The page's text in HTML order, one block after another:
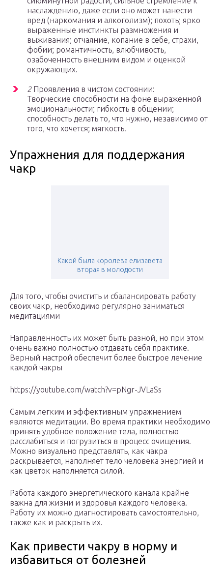
наслаждению, даже если оно может нанести
вред (наркомания и алкоголизм); похоть; ярко
выраженные инстинкты размножения и
выживания; отчаяние, копание в себе, страхи,
фобии; романтичность, влюбчивость,
озабоченность внешним видом и оценкой
окружающих.
2Проявления в чистом состоянии:
Творческие способности на фоне выраженной
эмоциональности; гибкость в общении;
способность делать то, что нужно, независимо от
того, что хочется; мягкость.
Упражнения для поддержания
чакр
Какой была королева елизавета
вторая в молодости
Для того, чтобы очистить и сбалансировать работу
своих чакр, необходимо регулярно заниматься
медитациями
Направленность их может быть разной, но при этом
очень важно полностью отдавать себя практике.
Верный настрой обеспечит более быстрое лечение
каждой чакры
https://youtube.com/watch?v=pNgr-JVLaSs
Самым легким и эффективным упражнением
являются медитации. Во время практики необходимо
принять удобное положение тела, полностью
расслабиться и погрузиться в процесс очищения.
Можно визуально представлять, как чакра
раскрывается, наполняет тело человека энергией и
как цветок наполняется силой.
Работа каждого энергетического канала крайне
важна для жизни и здоровья каждого человека.
Работу их можно диагностировать самостоятельно,
также как и раскрыть их.
Как привести чакру в норму и
избавиться от болезней